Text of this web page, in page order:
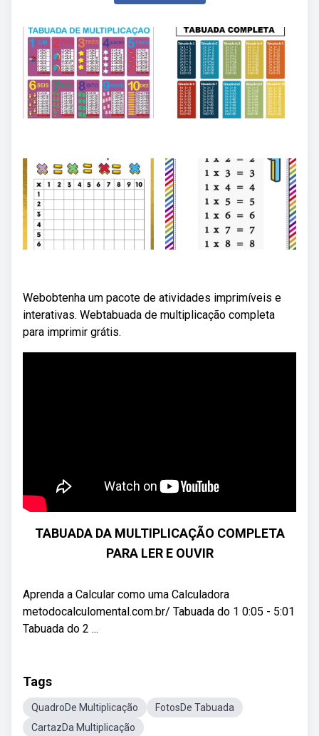
Webobtenha um pacote de atividades imprimíveis e
interativas. Webtabuada de multiplicação completa
para imprimir grátis.
TABUADA DA MULTIPLICAÇÃO COMPLETA
PARA LER E OUVIR
Aprenda a Calcular como uma Calculadora
metodocalculomental.com.br/ Tabuada do 1 0:05 - 5:01
Tabuada do 2 ...
Tags
QuadroDe Multiplicação
FotosDe Tabuada
CartazDa Multiplicação